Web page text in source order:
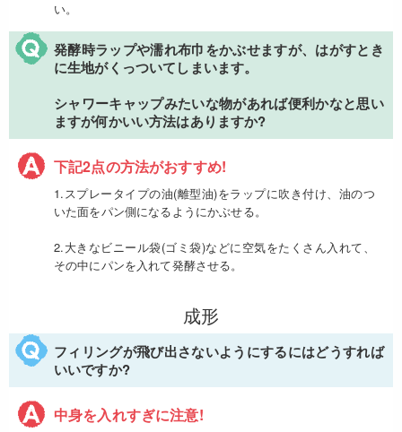
い。
発酵時ラップや濡れ布巾をかぶせますが、はがすとき
に生地がくっついてしまいます。
シャワーキャップみたいな物があれば便利かなと思い
ますが何かいい方法はありますか?
下記2点の方法がおすすめ!
1.スプレータイプの油(離型油)をラップに吹き付け、油のつ
いた面をパン側になるようにかぶせる。
2.大きなビニール袋(ゴミ袋)などに空気をたくさん入れて、
その中にパンを入れて発酵させる。
成形
フィリングが飛び出さないようにするにはどうすれば
いいですか?
中身を入れすぎに注意!